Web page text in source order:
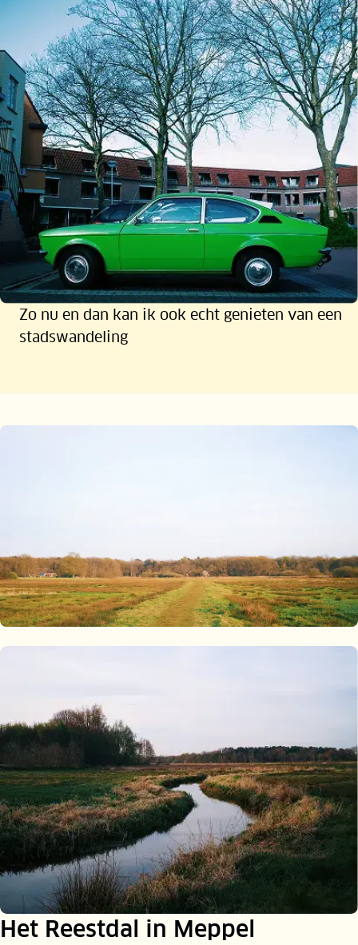
Zo nu en dan kan ik ook echt genieten van een
stadswandeling
Het Reestdal in Meppel